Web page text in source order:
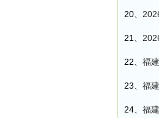
20、
21、
22、 福
23、 福
24、 福